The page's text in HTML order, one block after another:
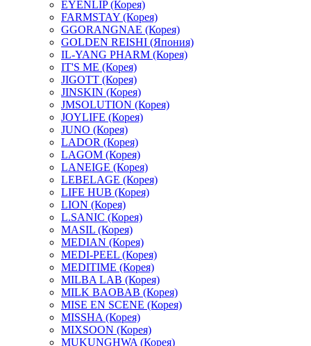
EYENLIP (Корея)
FARMSTAY (Корея)
GGORANGNAE (Корея)
GOLDEN REISHI (Япония)
IL-YANG PHARM (Корея)
IT'S ME (Корея)
JIGOTT (Корея)
JINSKIN (Корея)
JMSOLUTION (Корея)
JOYLIFE (Корея)
JUNO (Корея)
LADOR (Корея)
LAGOM (Корея)
LANEIGE (Корея)
LEBELAGE (Корея)
LIFE HUB (Корея)
LION (Корея)
L.SANIC (Корея)
MASIL (Корея)
MEDIAN (Корея)
MEDI-PEEL (Корея)
MEDITIME (Корея)
MILBA LAB (Корея)
MILK BAOBAB (Корея)
MISE EN SCENE (Корея)
MISSHA (Корея)
MIXSOON (Корея)
MUKUNGHWA (Корея)